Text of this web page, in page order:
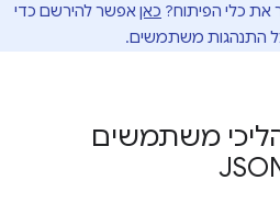
את כלי הפיתוח? כאןאפשר להירשם כדי
משתמשים